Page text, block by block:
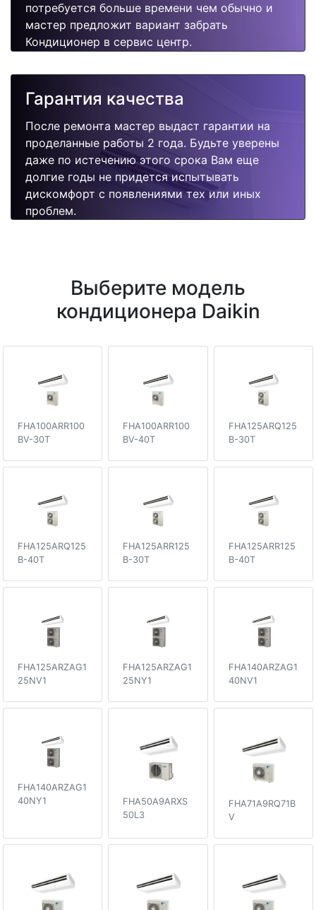
потребуется больше времени чем обычно и
мастер предложит вариант забрать
Кондиционер в сервис центр.
Гарантия качества
После ремонта мастер выдаст гарантии на
проделанные работы 2 года. Будьте уверены
даже по истечению этого срока Вам еще
долгие годы не придется испытывать
дискомфорт с появлениями тех или иных
проблем.
Выберите модель
кондиционера Daikin
FHA100ARR100
BV-30T
FHA100ARR100
BV-40T
FHA125ARQ125
B-30T
FHA125ARQ125
B-40T
FHA125ARR125
B-30T
FHA125ARR125
B-40T
FHA125ARZAG1
25NV1
FHA125ARZAG1
25NY1
FHA140ARZAG1
40NV1
FHA140ARZAG1
40NY1
FHA50A9ARXS
50L3
FHA71A9RQ71B
V